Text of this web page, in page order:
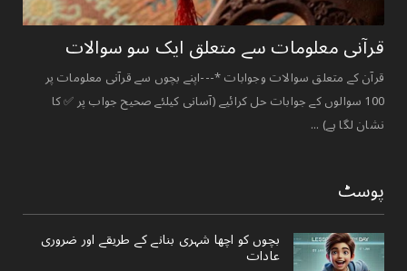
قرآنی ‏معلومات ‏سے ‏متعلق ‏ایک ‏سو ‏سوالات ‏
قرآن کے متعلق سوالات وجوابات *---اپنے بچوں سے قرآنی معلومات پر
100 سوالوں کے جوابات حل کرائیے (آسانی کیلئے صحیح جواب پر ✅ کا
نشان لگا ہے) ...
پوسٹ
بچوں کو اچھا شہری بنانے کے طریقے اور ضروری
عادات